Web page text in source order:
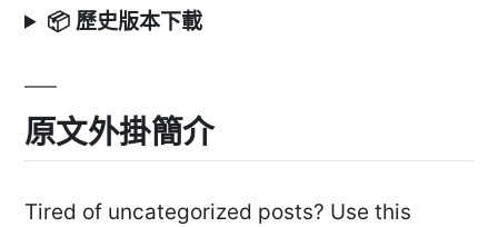
📦 歷史版本下載
原文外掛簡介
Tired of uncategorized posts? Use this